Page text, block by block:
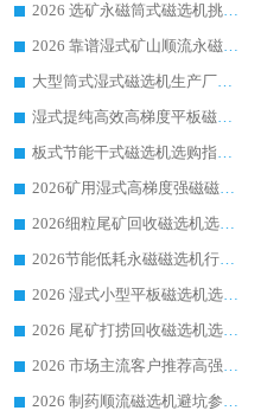
2026 选矿永磁筒式磁选机挑选指南 华体会手机网页版-华体会(中国) 推荐品牌行业口碑佳实力突出
2026 靠谱湿式矿山顺流永磁筒式磁选机选购，国内专业生产厂家华体会手机网页版-华体会(中国) 综合实力出众
大型筒式湿式磁选机生产厂家怎么选?华体会手机网页版-华体会(中国) 设备口碑广受行业认可
湿式提纯高效高梯度平板磁选机靠谱设备源头厂商华体会手机网页版-华体会(中国) 综合测评
板式节能干式磁选机选购指南，源头生产厂家华体会手机网页版-华体会(中国) 综合实力可观
2026矿用湿式高梯度强磁磁选机选购指南，临朐靠谱磁电生产厂家华体会手机网页版-华体会(中国) 详解
2026细粒尾矿回收磁选机选购指南 产业集群优质生产厂家华体会手机网页版-华体会(中国) 解析
2026节能低耗永磁磁选机行业优选标杆 临朐华体会手机网页版-华体会(中国) 专业生产厂家
2026 湿式小型平板磁选机选矿适配设备 临朐华体会手机网页版-华体会(中国) 实体生产厂家直供
2026 尾矿打捞回收磁选机选购 主流市场推荐实力生产厂家
2026 市场主流客户推荐高强磁高效磁选机靠谱生产厂家
2026 制药顺流磁选机避坑参考：售后完善案例多厂家华体会手机网页版-华体会(中国)